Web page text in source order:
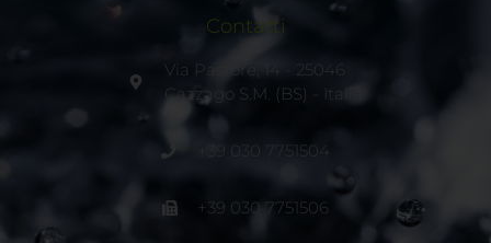
Contatti
Via Pastore, 14 - 25046
Cazzago S.M. (BS) - Italia
+39 030 7751504
+39 030 7751506